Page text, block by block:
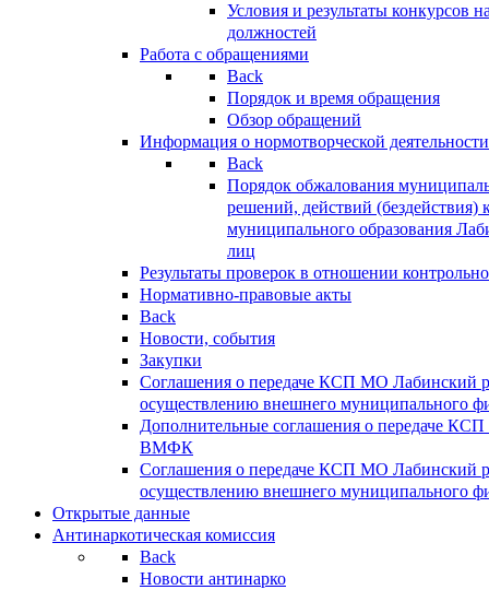
Условия и результаты конкурсов
должностей
Работа с обращениями
Back
Порядок и время обращения
Обзор обращений
Информация о нормотворческой деятельности
Back
Порядок обжалования
решений, действий (бездействия)
муниципального образования
лиц
Результаты проверок в отношении
Нормативно-правовые акты
Back
Новости, события
Закупки
Соглашения о передаче КСП МО Лабинский
осуществлению внешнего муниципального
Дополнительные соглашения о передаче
ВМФК
Соглашения о передаче КСП МО Лабинский
осуществлению внешнего муниципального
Открытые данные
Антинаркотическая комиссия
Back
Новости антинарко